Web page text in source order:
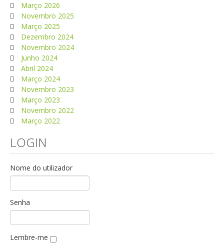
Março 2026
Novembro 2025
Março 2025
Dezembro 2024
Novembro 2024
Junho 2024
Abril 2024
Março 2024
Novembro 2023
Março 2023
Novembro 2022
Março 2022
LOGIN
Nome do utilizador
Senha
Lembre-me